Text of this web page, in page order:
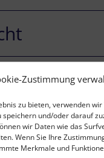
Zustimmung
zu bieten, verwenden
und/oder darauf
wir Daten wie das
Wenn Sie Ihre
Merkmale und